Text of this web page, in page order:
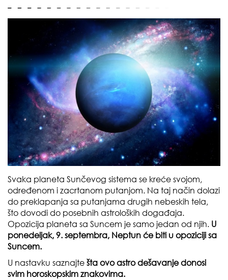
Svaka planeta Sunčevog sistema se kreće svojom,
određenom i zacrtanom putanjom. Na taj način dolazi
do preklapanja sa putanjama drugih nebeskih tela,
što dovodi do posebnih astroloških događaja.
Opozicija planeta sa Suncem je samo jedan od njih. U
ponedeljak, 9. septembra, Neptun će biti u opoziciji sa
Suncem.
U nastavku saznajte šta ovo astro dešavanje donosi
svim horoskopskim znakovima.